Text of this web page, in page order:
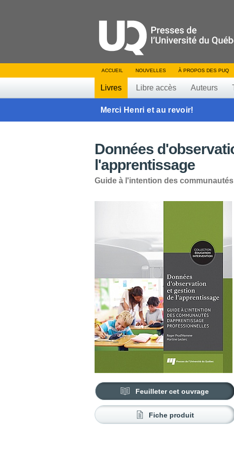
ACCUEIL NOUVELLES À PROPOS DES PUQ
Livres Libre accès Auteurs
Merci Henri et au revoir!
Données
l'apprentissage
Guide à l'intention des
Feuilleter cet ouvrage
Fiche produit